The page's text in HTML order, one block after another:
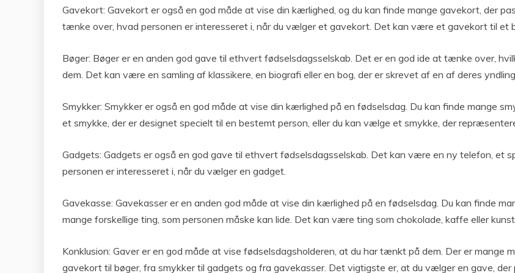
Gavekort: Gavekort er også en god måde at vise din kærlighed, og du kan finde mange gavekort, der
tænke over, hvad personen er interesseret i, når du vælger et gavekort. Det kan være et gavekort til et
Bøger: Bøger er en anden god gave til ethvert fødselsdagsselskab. Det er en god ide at tænke over,
dem. Det kan være en samling af klassikere, en biografi eller en bog, der er skrevet af en af deres
Smykker: Smykker er også en god måde at vise din kærlighed på en fødselsdag. Du kan finde mange
et smykke, der er designet specielt til en bestemt person, eller du kan vælge et smykke, der
Gadgets: Gadgets er også en god gave til ethvert fødselsdagsselskab. Det kan være en ny telefon, et
personen er interesseret i, når du vælger en gadget.
Gavekasse: Gavekasser er en anden god måde at vise din kærlighed på en fødselsdag. Du kan finde
mange forskellige ting, som personen måske kan lide. Det kan være ting som chokolade, kaffe eller
Konklusion: Gaver er en god måde at vise fødselsdagsholderen, at du har tænkt på dem. Der er mange
gavekort til bøger, fra smykker til gadgets og fra gavekasser. Det vigtigste er, at du vælger en gave,